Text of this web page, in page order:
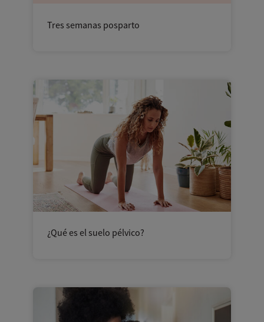
Tres semanas posparto
¿Qué es el suelo pélvico?